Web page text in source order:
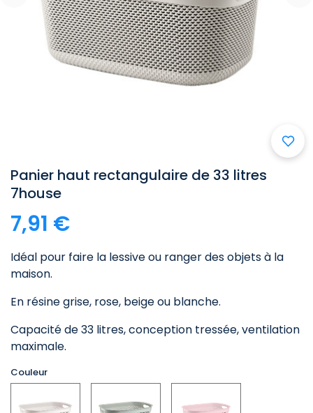
Panier haut rectangulaire de 33 litres
7house
7,91 €
Idéal pour faire la lessive ou ranger des objets à la
maison.
En résine grise, rose, beige ou blanche.
Capacité de 33 litres, conception tressée, ventilation
maximale.
Couleur
Blanc Gris Rosa